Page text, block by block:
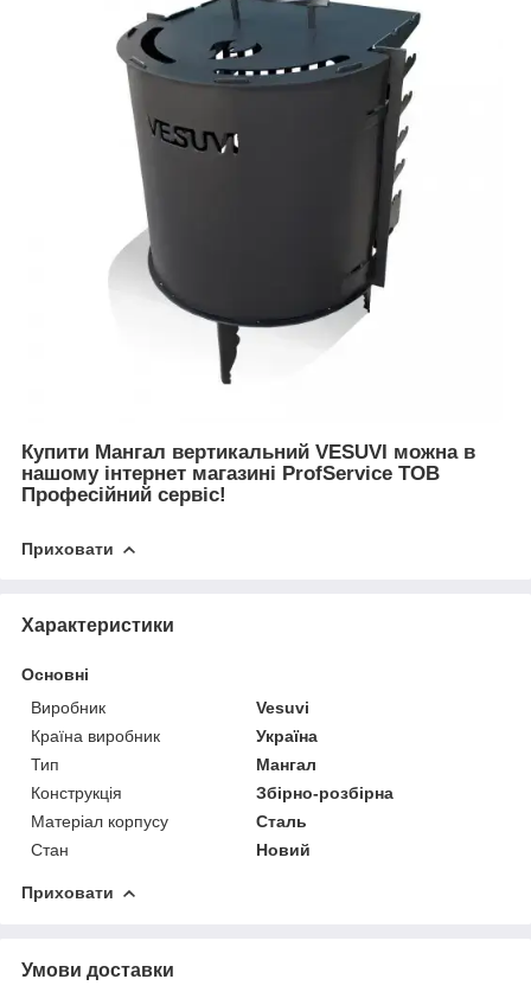
Купити Мангал вертикальний VESUVI можна в
нашому інтернет магазині ProfService ТОВ
Професійний сервіс!
Приховати
Характеристики
Основні
Виробник
Vesuvi
Країна виробник
Україна
Тип
Мангал
Конструкція
Збірно-розбірна
Матеріал корпусу
Сталь
Стан
Новий
Приховати
Умови доставки